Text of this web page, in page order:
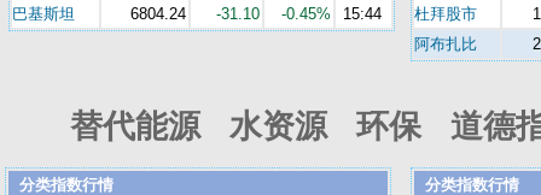
巴基斯坦
6804.24 -31.10 -0.45% 15:44
杜拜股市
阿布扎比
替代能源 水资源 环保 道德
分类指数行情
分类指数行情